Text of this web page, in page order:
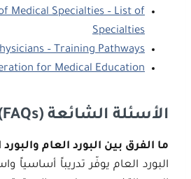
Medical Specialties – List of
Specialties
– Training Pathways
for Medical Education
الأسئلة الشائعة (FAQs)
ما الفرق بين البورد العام
البورد العام يوفّر تدريباً أساسياً